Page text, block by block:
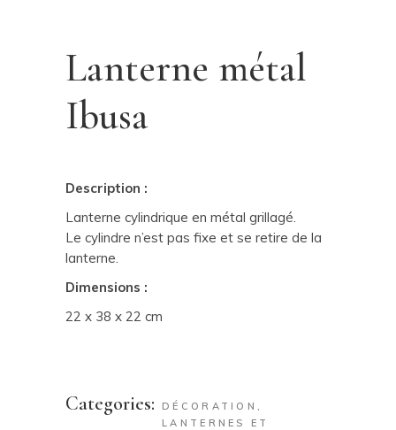
Lanterne métal
Ibusa
Description :
Lanterne cylindrique en métal grillagé.
Le cylindre n’est pas fixe et se retire de la
lanterne.
Dimensions :
22 x 38 x 22 cm
Categories: DÉCORATION ,
LANTERNES ET